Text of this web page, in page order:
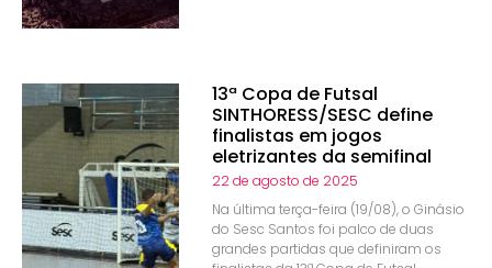
13ª Copa de Futsal
SINTHORESS/SESC define
finalistas em jogos
eletrizantes da semifinal
22 de agosto de 2025
Na última terça-feira (19/08), o Ginásio
do Sesc Santos foi palco de duas
grandes partidas que definiram os